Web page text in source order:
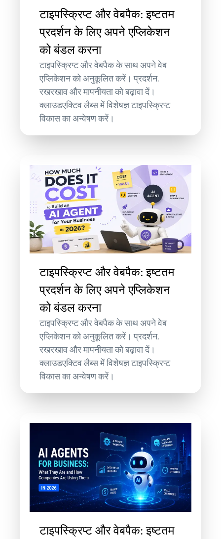
टाइपस्क्रिप्ट और वेबपैक: इष्टतम
प्रदर्शन के लिए अपने एप्लिकेशन
को बंडल करना
टाइपस्क्रिप्ट और वेबपैक के साथ अपने वेब
एप्लिकेशन को अनुकूलित करें। प्रदर्शन,
रखरखाव और मापनीयता को बढ़ावा दें।
क्लाउडएक्टिव लैब्स में विशेषज्ञ टाइपस्क्रिप्ट
विकास का अन्वेषण करें।
टाइपस्क्रिप्ट और वेबपैक: इष्टतम
प्रदर्शन के लिए अपने एप्लिकेशन
को बंडल करना
टाइपस्क्रिप्ट और वेबपैक के साथ अपने वेब
एप्लिकेशन को अनुकूलित करें। प्रदर्शन,
रखरखाव और मापनीयता को बढ़ावा दें।
क्लाउडएक्टिव लैब्स में विशेषज्ञ टाइपस्क्रिप्ट
विकास का अन्वेषण करें।
टाइपस्क्रिप्ट और वेबपैक: इष्टतम